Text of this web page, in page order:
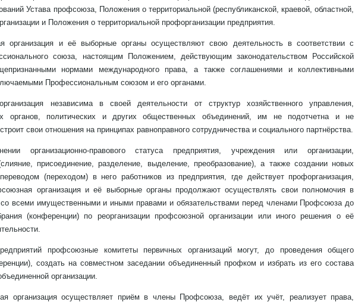
Устава профсоюза, Положения о территориальной (республиканской, краевой, областной,
и Положения о территориальной профорганизации предприятия.
организация и её выборные органы осуществляют свою деятельность в соответствии с
союза, настоящим Положением, действующим законодательством Российской
нормами международного права, а также соглашениями и коллективными
Профессиональным союзом и его органами.
независима в своей деятельности от структур хозяйственного управления,
органов, политических и других общественных объединений, им не подотчетна и не
свои отношения на принципах равноправного сотрудничества и социального партнёрства.
организационно-правового статуса предприятия, учреждения или организации,
присоединение, разделение, выделение, преобразование), а также создании новых
(переходом) в него работников из предприятия, где действует профорганизация,
организация и её выборные органы продолжают осуществлять свои полномочия в
всеми имущественными и иными правами и обязательствами перед членами Профсоюза до
(конференции) по реорганизации профсоюзной организации или иного решения о её
профсоюзные комитеты первичных организаций могут, до проведения общего
создать на совместном заседании объединенный профком и избрать из его состава
организации.
организация осуществляет приём в члены Профсоюза, ведёт их учёт, реализует права,